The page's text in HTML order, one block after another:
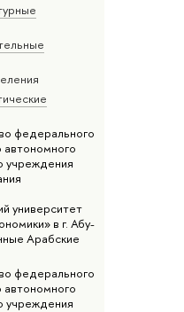
федерального
автономного
учреждения
университет
в г. Абу-
Арабские
федерального
автономного
учреждения